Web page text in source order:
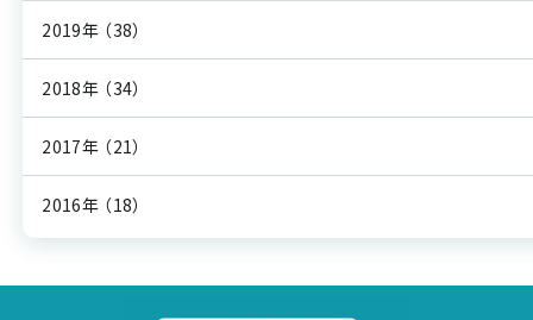
2019年 （38）
2018年 （34）
2017年 （21）
2016年 （18）